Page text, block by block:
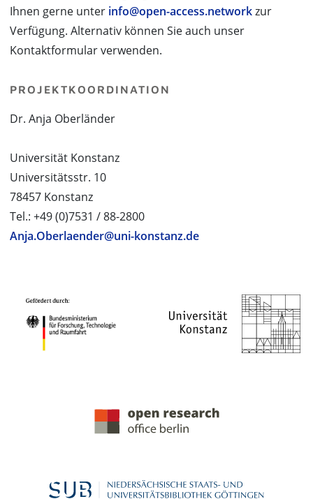
Ihnen gerne unter info@open-access.networkzur
Verfügung. Alternativ können Sie auch unser
Kontaktformular verwenden.
PROJEKTKOORDINATION
Dr. Anja Oberländer
Universität Konstanz
Universitätsstr. 10
78457 Konstanz
Tel.: +49 (0)7531 / 88-2800
Anja.Oberlaender@uni-konstanz.de